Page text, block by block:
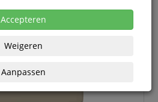
Accepteren
Weigeren
Aanpassen